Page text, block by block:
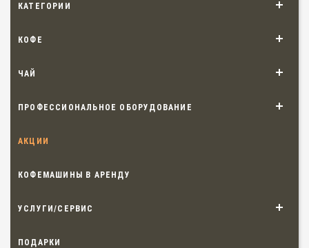
КАТЕГОРИИ
КОФЕ
ЧАЙ
ПРОФЕССИОНАЛЬНОЕ ОБОРУДОВАНИЕ
АКЦИИ
КОФЕМАШИНЫ В АРЕНДУ
УСЛУГИ/СЕРВИС
ПОДАРКИ